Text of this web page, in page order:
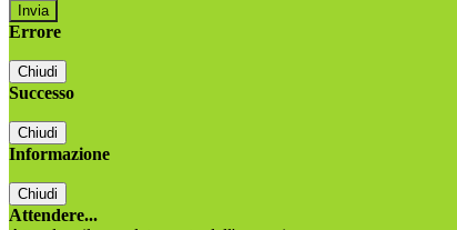
Errore
Chiudi
Successo
Chiudi
Informazione
Chiudi
Attendere...